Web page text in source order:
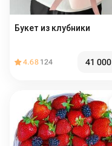
Букет из клубники
4.68 124 41 000